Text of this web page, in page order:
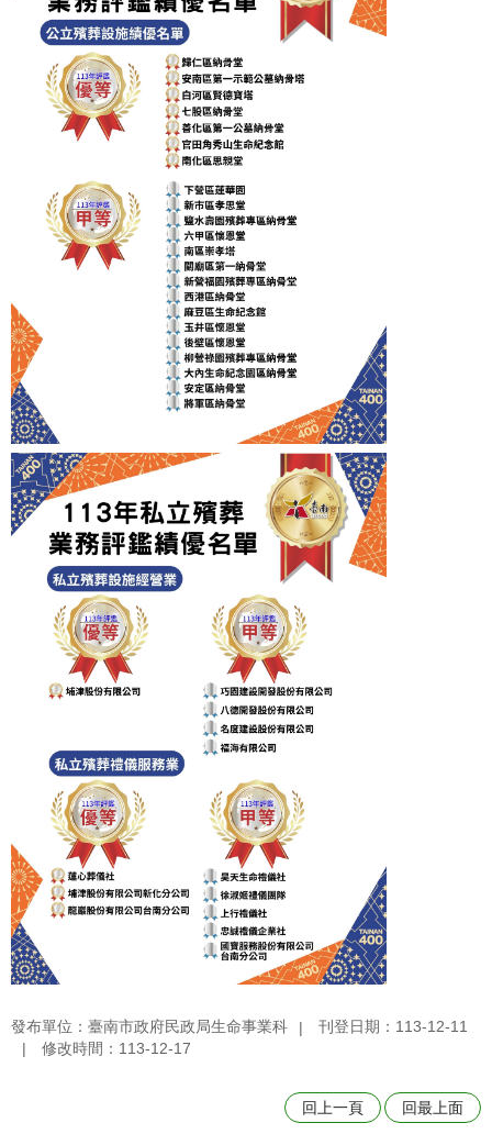
發布單位：臺南市政府民政局生命事業科
刊登日期：113-12-11
修改時間：113-12-17
回上一頁 回最上面